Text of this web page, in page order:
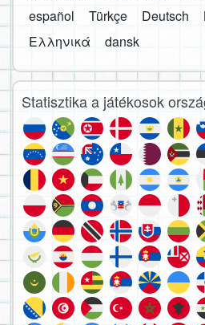
español
Türkçe Deutsch
Ελληνικά
dansk
Statisztika a játékosok